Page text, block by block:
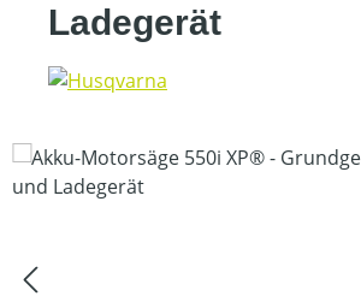
Ladegerät
Bildergalerie überspringen